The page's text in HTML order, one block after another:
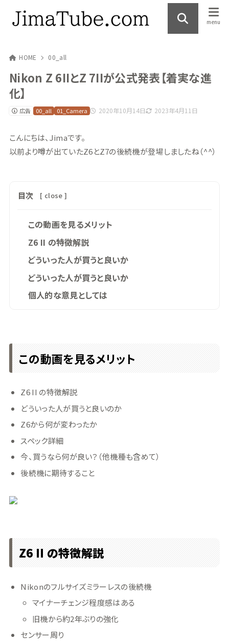
HOME 00_all
Nikon Z 6IIとZ 7IIが公式発表【着実な進
化】
広告 2020年10月14日 2023年4月11日
00_all 01_Camera
こんにちは、Jimaです。
以前より噂が出ていたZ6とZ7の後続機が登場しましたね（^^）
目次 [ close ]
この動画を見るメリット
Z6 II の特徴解説
どういった人が買うと良いか
どういった人が買うと良いか
個人的な意見としては
この動画を見るメリット
Z6 II の特徴解説
どういった人が買うと良いのか
Z6から何が変わったか
スペック詳細
今、買うなら何が良い？（他機種も含めて）
後続機に期待すること
Z6 II の特徴解説
Nikonのフルサイズミラーレスの後続機
マイナーチェンジ程度感はある
旧機から約2年ぶりの強化
センサー周り